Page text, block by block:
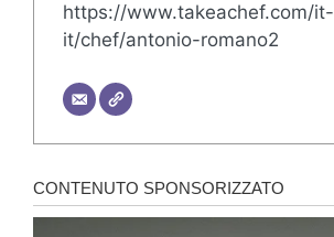
https://www.takeachef.com/it-
it/chef/antonio-romano2